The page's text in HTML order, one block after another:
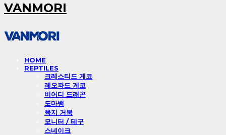
VANMORI
HOME
REPTILES
크레스티드 게코
레오파드 게코
비어디 드래곤
도마뱀
육지 거북
모니터 / 테구
스네이크